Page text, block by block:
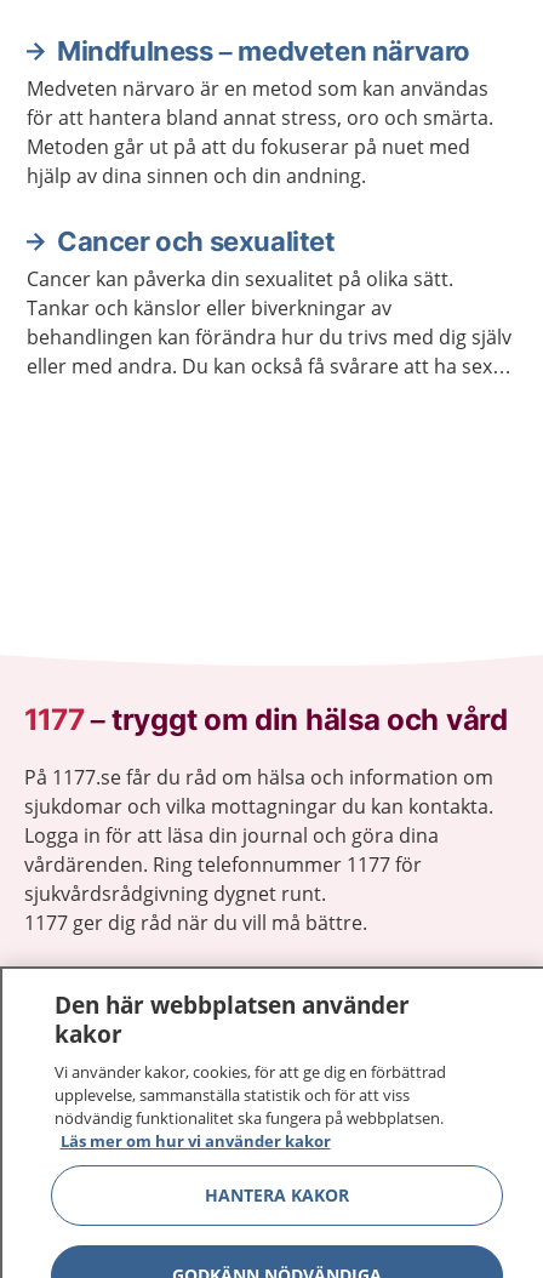
Mindfulness – medveten närvaro
Medveten närvaro är en metod som kan användas
för att hantera bland annat stress, oro och smärta.
Metoden går ut på att du fokuserar på nuet med
hjälp av dina sinnen och din andning.
Cancer och sexualitet
Cancer kan påverka din sexualitet på olika sätt.
Tankar och känslor eller biverkningar av
behandlingen kan förändra hur du trivs med dig själv
eller med andra. Du kan också få svårare att ha sex
1177–tryggt om din hälsa och vård
På 1177.se får du råd om hälsa och information om
sjukdomar och vilka mottagningar du kan kontakta.
Logga in för att läsa din journal och göra dina
vårdärenden. Ring telefonnummer 1177 för
sjukvårdsrådgivning dygnet runt.
1177 ger dig råd när du vill må bättre.
1177 på flera språk
Om 1177
Kontakt Visa
Den här webbplatsen använder
kakor
Vi använder kakor, cookies, för att ge dig en förbättrad
upplevelse, sammanställa statistik och för att viss
nödvändig funktionalitet ska fungera på webbplatsen.
Läs mer om hur vi använder kakor
HANTERA KAKOR